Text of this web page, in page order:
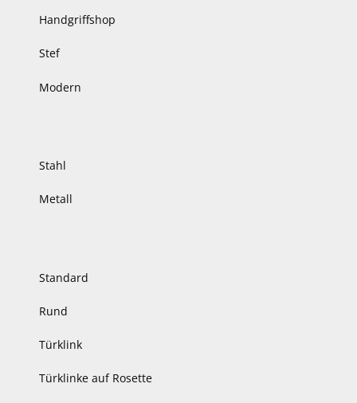
Handgriffshop
Stef
Modern
Stahl
Metall
Standard
Rund
Türklink
Türklinke auf Rosette